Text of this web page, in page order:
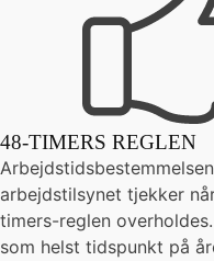
48-TIMERS REGLEN
arbejdstilsynet tjekker
timers-reglen
som helst tidspunkt på